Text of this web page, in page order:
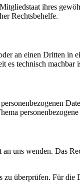
ihres
Rechtsbehelfe.
an einen Dritten in
es technisch machbar
uns wenden. Das
überprüfen. Für die